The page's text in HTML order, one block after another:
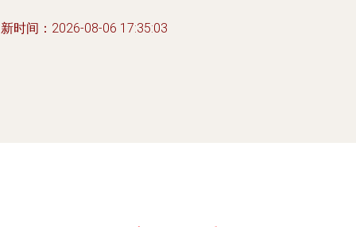
时间：2026-08-06 17:35:03